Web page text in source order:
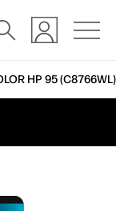
HP 95 (C8766WL)